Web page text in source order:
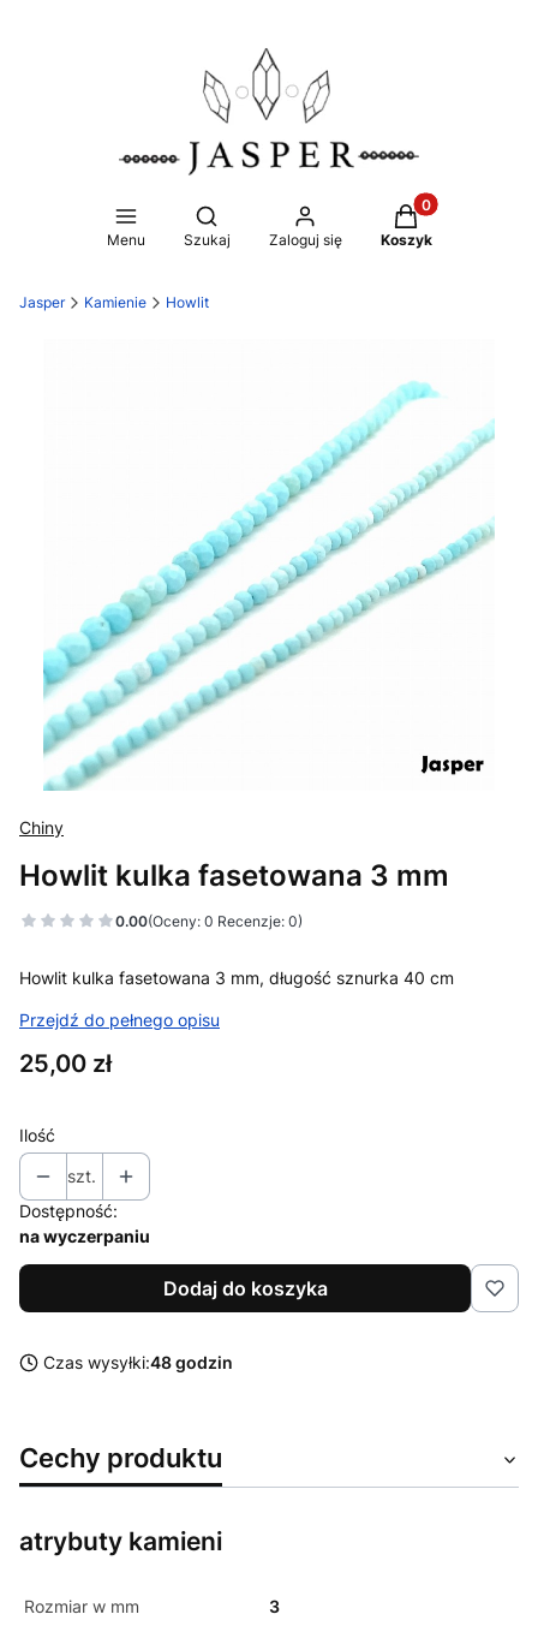
Menu
Otwórz wyszukiwarkę
Szukaj Zaloguj się
Produkty w
Koszyk
Jasper Kamienie Howlit
Chiny
Howlit kulka fasetowana 3 mm
0.00(Oceny: 0 Recenzje: 0)
Howlit kulka fasetowana 3 mm, długość sznurka 40 cm
Przejdź do pełnego opisu
Cena
25,00 zł
Ilość
szt.
Dostępność:
na wyczerpaniu
Dodaj do koszyka
Czas wysyłki:48 godzin
Cechy produktu
atrybuty kamieni
Rozmiar w mm 3